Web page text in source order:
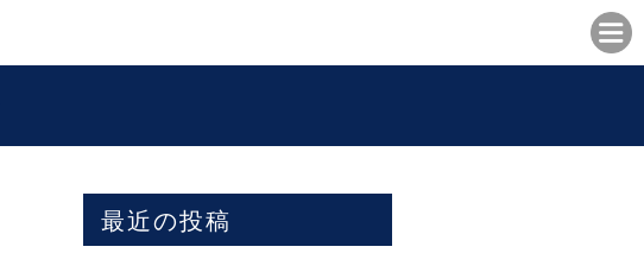
最近の投稿